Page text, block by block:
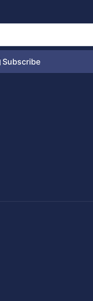
Subscribe